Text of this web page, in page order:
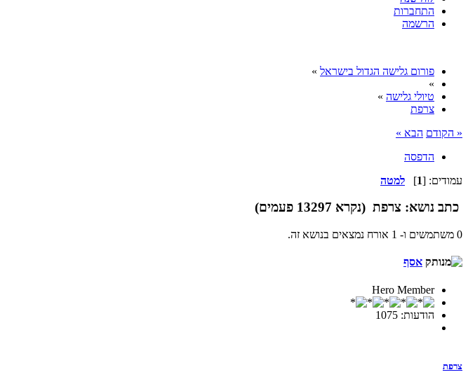
התחברות
הרשמה
פורום גלישה הגדול בישראל »
»
טיולי גלישה »
צרפת
« הקודם הבא »
הדפסה
עמודים: [1
] למטה
כתב נושא: צרפת (נקרא 13297 פעמים)
0 משתמשים ו- 1 אורח נמצאים בנושא זה.
אסף
Hero Member
הודעות: 1075
צרפת